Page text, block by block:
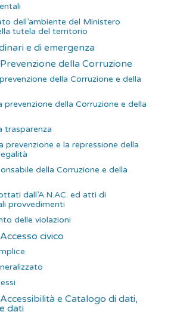
dell’ambiente del Ministero
tutela del territorio
e di emergenza
della Corruzione
della Corruzione e della
prevenzione della Corruzione e della
trasparenza
prevenzione e la repressione della
della Corruzione e della
dall’A.N.AC. ed atti di
provvedimenti
delle violazioni
civico
e Catalogo di dati,
dati